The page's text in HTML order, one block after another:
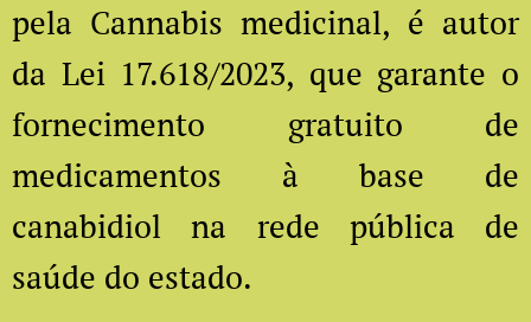
pela Cannabis medicinal, é autor
da Lei 17.618/2023, que garante o
fornecimento gratuito de
medicamentos à base de
canabidiol na rede pública de
saúde do estado.